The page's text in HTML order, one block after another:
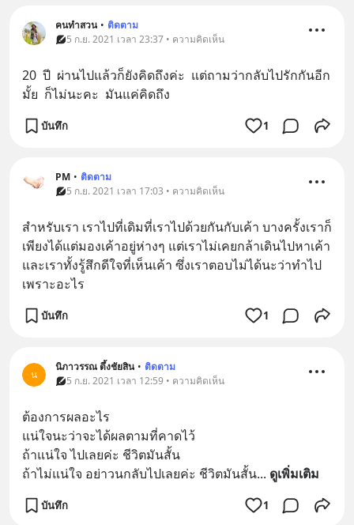
คนทำสวน • ติดตาม
5 ก.ย. 2021 เวลา 23:37 • ความคิดเห็น
20  ปี  ผ่านไปแล้วก็ยังคิดถึงค่ะ  แต่ถามว่ากลับไปรักกันอีก
มั้ย  ก็ไม่นะคะ  มันแค่คิดถึง
บันทึก 1
PM • ติดตาม
5 ก.ย. 2021 เวลา 17:03 • ความคิดเห็น
สำหรับเรา เราไปที่เดิมที่เราไปด้วยกันกับเค้า บางครั้งเราก็
เพียงได้แต่มองเค้าอยู่ห่างๆ แต่เราไม่เคยกล้าเดินไปหาเค้า
และเราทั้งรู้สึกดีใจที่เห็นเค้า ซึ่งเราตอบไม่ได้นะว่าทำไป
เพราะอะไร
บันทึก 1
น
นิภาวรรณ ตึ้งชัยสิน • ติดตาม
5 ก.ย. 2021 เวลา 12:59 • ความคิดเห็น
ต้องการผลอะไร
แน่ใจนะว่าจะได้ผลตามที่คาดไว้
ถ้าแน่ใจ ไปเลยค่ะ ชีวิตมันสั้น
ถ้าไม่แน่ใจ อย่าวนกลับไปเลยค่ะ ชีวิตมันสั้น... ดูเพิ่มเติม
บันทึก 1